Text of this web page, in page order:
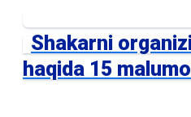
Shakarni
haqida 15